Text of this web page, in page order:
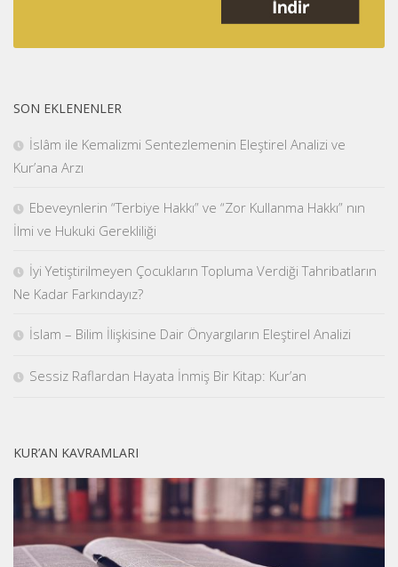
SON EKLENENLER
İslâm ile Kemalizmi Sentezlemenin Eleştirel Analizi ve
Kur’ana Arzı
Ebeveynlerin “Terbiye Hakkı” ve “Zor Kullanma Hakkı” nın
İlmi ve Hukuki Gerekliliği
İyi Yetiştirilmeyen Çocukların Topluma Verdiği Tahribatların
Ne Kadar Farkındayız?
İslam – Bilim İlişkisine Dair Önyargıların Eleştirel Analizi
Sessiz Raflardan Hayata İnmiş Bir Kitap: Kur’an
KUR’AN KAVRAMLARI